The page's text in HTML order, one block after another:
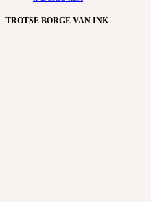
TROTSE BORGE VAN INK